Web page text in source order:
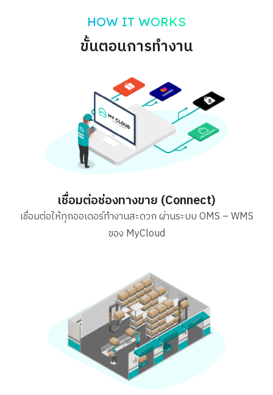
HOW IT WORKS
ขั้นตอนการทำงาน
เชื่อมต่อช่องทางขาย (Connect)
เชื่อมต่อให้ทุกออเดอร์ทำงานสะดวก ผ่านระบบ OMS – WMS
ของ MyCloud